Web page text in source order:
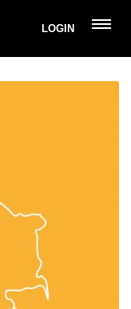
LOGIN